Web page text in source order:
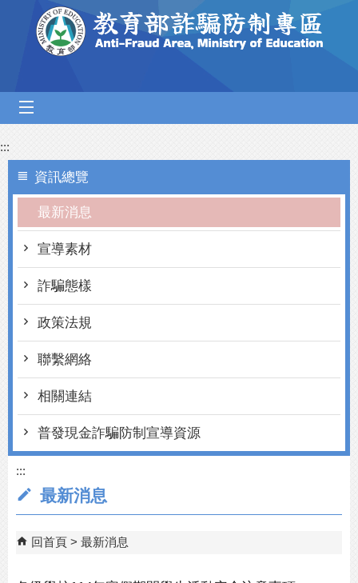
跳到主要內容區塊
:::
資訊總覽
最新消息
宣導素材
詐騙態樣
政策法規
聯繫網絡
相關連結
普發現金詐騙防制宣導資源
:::
最新消息
回首頁 最新消息